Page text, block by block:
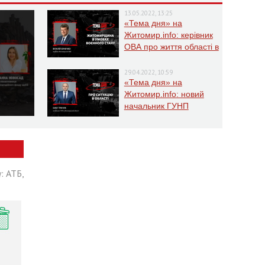
13.05.2022, 13:25
«Тема дня» на
Житомир.info: керівник
ОВА про життя області в
29.04.2022, 10:59
«Тема дня» на
Житомир.info: новий
начальник ГУНП
АТБ,